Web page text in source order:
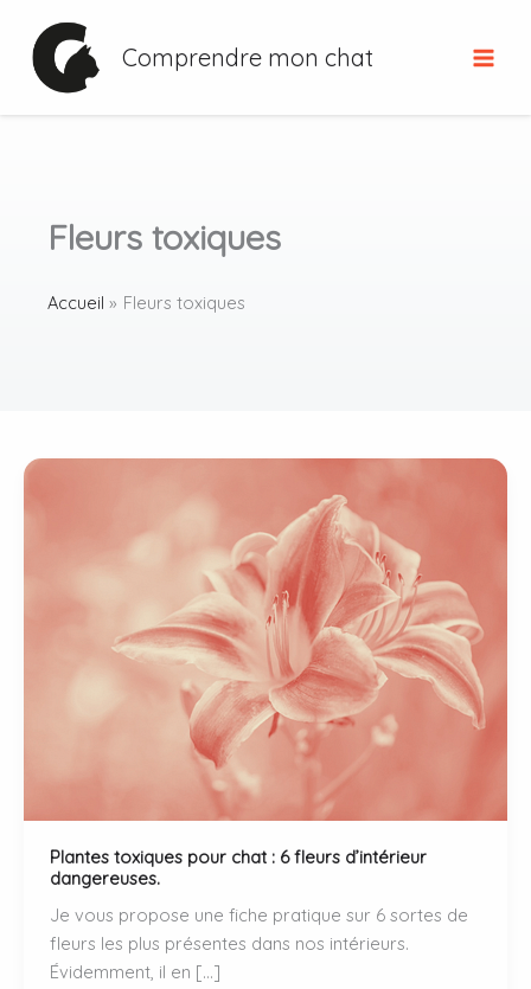
contenu
Comprendre mon chat
Fleurs toxiques
Accueil Fleurs toxiques
Plantes toxiques pour chat : 6 fleurs d’intérieur
dangereuses.
Je vous propose une fiche pratique sur 6 sortes de
fleurs les plus présentes dans nos intérieurs.
Évidemment, il en […]